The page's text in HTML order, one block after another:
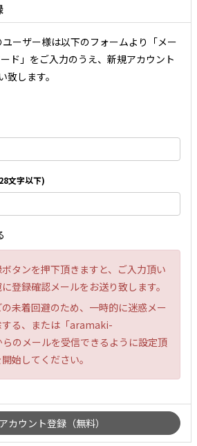
ーザー様は以下のフォームより「メー
ド」をご入力のうえ、新規アカウント
します。
文字以下)
タンを押下頂きますと、ご入力頂い
登録確認メールをお送り致します。
未着回避のため、一時的に迷惑メー
する、または「aramaki-
のメールを受信できるように設定頂
始してください。